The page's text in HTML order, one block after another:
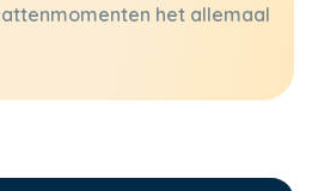
het allemaal